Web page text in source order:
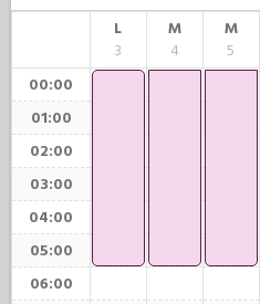
L
3
M
4
M
5
00:00
01:00
02:00
03:00
04:00
05:00
06:00